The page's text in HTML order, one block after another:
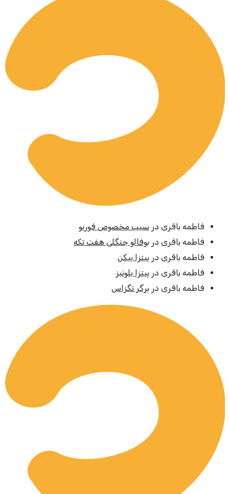
فاطمه باقری در سیب مخصوص فوریو
فاطمه باقری در بوفالو جنگلی هفت تکه
فاطمه باقری در پیتزا بیکن
فاطمه باقری در پیتزا بلونیز
فاطمه باقری در برگر تگزاس